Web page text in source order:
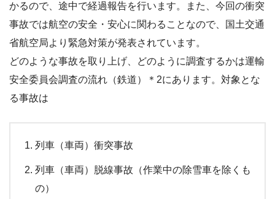
かるので、途中で経過報告を行います。また、今回の衝突
事故では航空の安全・安心に関わることなので、国土交通
省航空局より緊急対策が発表されています。
どのような事故を取り上げ、どのように調査するかは運輸
安全委員会調査の流れ（鉄道）＊2にあります。対象とな
る事故は
列車（車両）衝突事故
列車（車両）脱線事故（作業中の除雪車を除くも
の）